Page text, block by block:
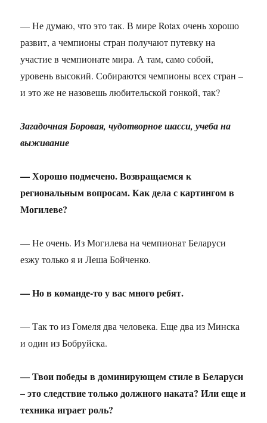
— Не думаю, что это так. В мире Rotax очень хорошо
развит, а чемпионы стран получают путевку на
участие в чемпионате мира. А там, само собой,
уровень высокий. Собираются чемпионы всех стран –
и это же не назовешь любительской гонкой, так?
Загадочная Боровая, чудотворное шасси, учеба на
выживание
— Хорошо подмечено. Возвращаемся к
региональным вопросам. Как дела с картингом в
Могилеве?
— Не очень. Из Могилева на чемпионат Беларуси
езжу только я и Леша Бойченко.
— Но в команде-то у вас много ребят.
— Так то из Гомеля два человека. Еще два из Минска
и один из Бобруйска.
— Твои победы в доминирующем стиле в Беларуси
– это следствие только должного наката? Или еще и
техника играет роль?